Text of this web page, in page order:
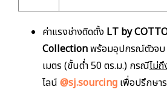
ค่าแรงช่างติดตั้ง LT by
Collectionพร้อมอุปกรณ์ตัวจบ
เมตร (ขั้นต่ำ 50 ตร.ม.) กรณีไม่
ไลน์ @sj.sourcing เพื่อปรึกษา